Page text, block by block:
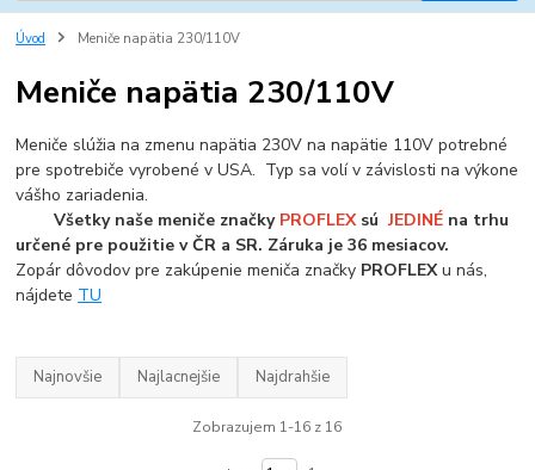
Úvod Meniče napätia 230/110V
Meniče napätia 230/110V
Meniče slúžia na zmenu napätia 230V na napätie 110V potrebné
pre spotrebiče vyrobené v USA. Typ sa volí v závislosti na výkone
vášho zariadenia.
Všetky naše meniče značky PROFLEX sú JEDINÉ na trhu
určené pre použitie v ČR a SR. Záruka je 36 mesiacov.
Zopár dôvodov pre zakúpenie meniča značky PROFLEXu nás,
nájdete TU
Najnovšie Najlacnejšie Najdrahšie
Zobrazujem 1-16 z 16